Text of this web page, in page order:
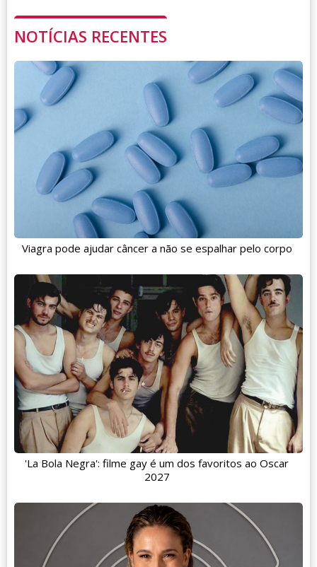
NOTÍCIAS RECENTES
Viagra pode ajudar câncer a não se espalhar pelo corpo
'La Bola Negra': filme gay é um dos favoritos ao Oscar
2027